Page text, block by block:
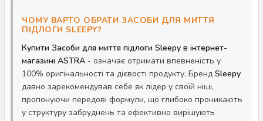
ЧОМУ ВАРТО ОБРАТИ ЗАСОБИ ДЛЯ МИТТЯ
ПІДЛОГИ SLEEPY?
Купити Засоби для миття підлоги Sleepy в інтернет-
магазині ASTRA - означає отримати впевненість у
100% оригінальності та дієвості продукту. Бренд Sleepy
давно зарекомендував себе як лідер у своїй ніші,
пропонуючи передові формули, що глибоко проникають
у структуру забруднень та ефективно вирішують